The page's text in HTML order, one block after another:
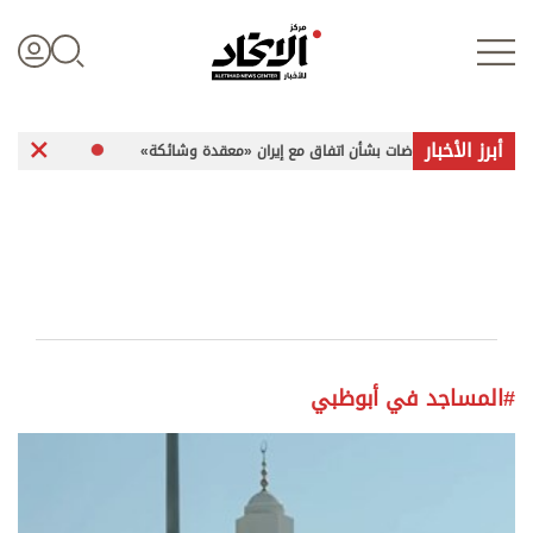
علوم الدار
الأخبار العالمية
اقتصاد
أبرز الأخبار
المفاوضات بشأن اتفاق مع إيران «معقدة وشائكة» وزير السياحة والآثار الفلسطيني
#المساجد في أبوظبي